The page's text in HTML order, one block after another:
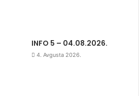
INFO 5 – 04.08.2026.
4. Avgusta 2026.